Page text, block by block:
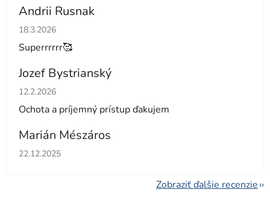
Andrii Rusnak
Hodnotenie obchodu je 5 z 5 hviezdičiek.
18.3.2026
Superrrrrr🥰
Jozef Bystrianský
Hodnotenie obchodu je 5 z 5 hviezdičiek.
12.2.2026
Ochota a príjemný prístup ďakujem
Marián Mészáros
Hodnotenie obchodu je 5 z 5 hviezdičiek.
22.12.2025
Zobraziť ďalšie recenzie